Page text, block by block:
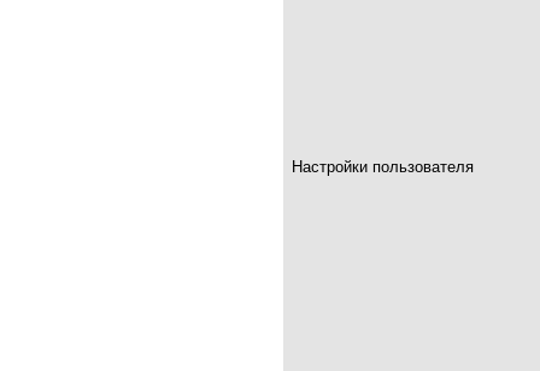
Настройки пользователя